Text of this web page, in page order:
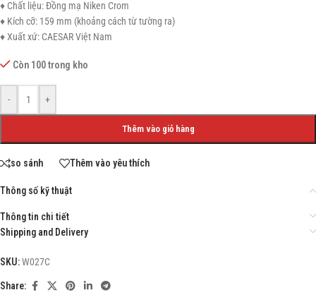
♦ Chất liệu: Đồng mạ Niken Crom
♦ Kích cỡ: 159 mm (khoảng cách từ tường ra)
♦ Xuất xứ: CAESAR Việt Nam
Còn 100 trong kho
- +
Thêm vào giỏ hàng
so sánh Thêm vào yêu thích
Thông số kỹ thuật
Thông tin chi tiết
Shipping and Delivery
SKU:W027C
Share: